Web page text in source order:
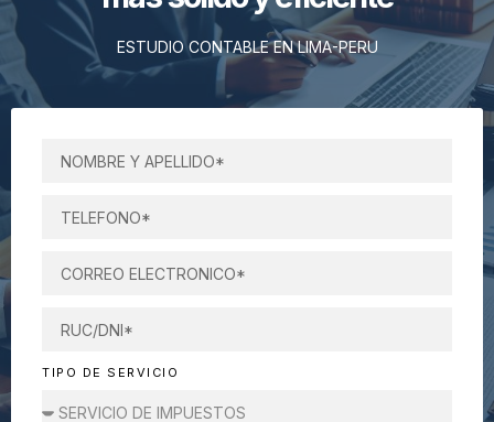
ESTUDIO CONTABLE EN LIMA-PERU
TIPO DE SERVICIO